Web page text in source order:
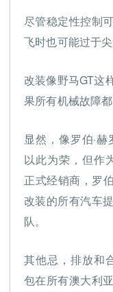
尽管稳定性控制
飞时也可能过于尖
改装像野马GT这
果所有机械故障
显然，像罗伯·
以此为荣，但作
正式经销商，罗
改装的所有汽车
队。
其他忌，排放和
包在所有澳大利